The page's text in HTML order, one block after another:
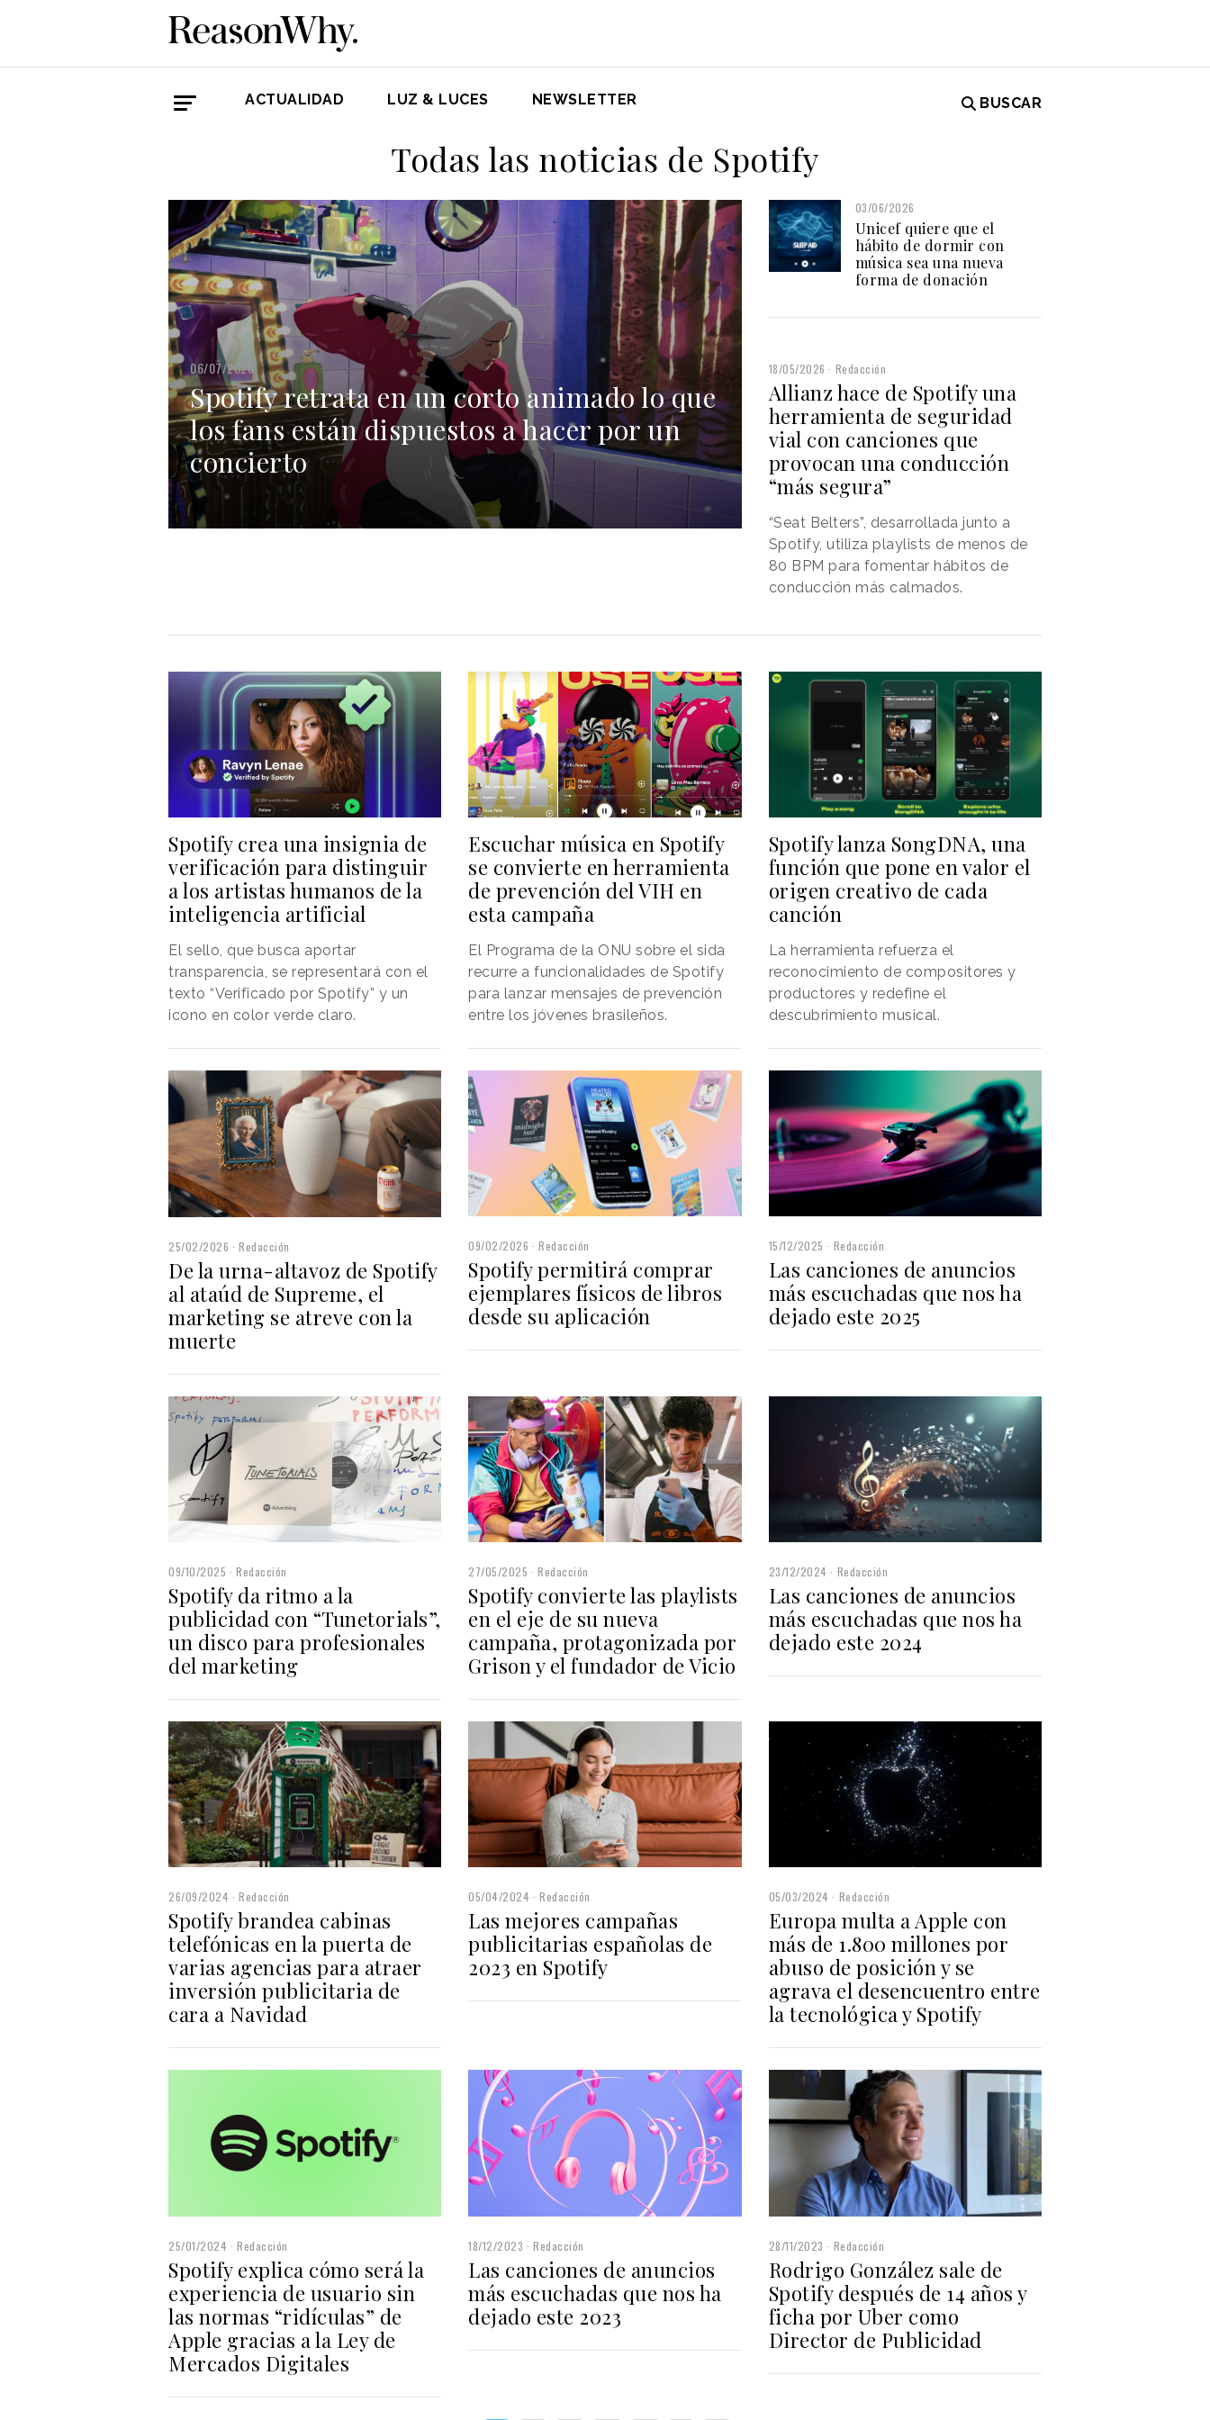
ACTUALIDAD LUZ & LUCES NEWSLETTER BUSCAR
Todas las noticias de Spotify
06/07/2026
Spotify retrata en un corto animado lo que
los fans están dispuestos a hacer por un
concierto
03/06/2026
Unicef quiere que el
hábito de dormir con
música sea una nueva
forma de donación
18/05/2026 Redacción
Allianz hace de Spotify una
herramienta de seguridad
vial con canciones que
provocan una conducción
“más segura”
“Seat Belters”, desarrollada junto a
Spotify, utiliza playlists de menos de
80 BPM para fomentar hábitos de
conducción más calmados.
Spotify crea una insignia de
verificación para distinguir
a los artistas humanos de la
inteligencia artificial
El sello, que busca aportar
transparencia, se representará con el
texto “Verificado por Spotify” y un
icono en color verde claro.
Escuchar música en Spotify
se convierte en herramienta
de prevención del VIH en
esta campaña
El Programa de la ONU sobre el sida
recurre a funcionalidades de Spotify
para lanzar mensajes de prevención
entre los jóvenes brasileños.
Spotify lanza SongDNA, una
función que pone en valor el
origen creativo de cada
canción
La herramienta refuerza el
reconocimiento de compositores y
productores y redefine el
descubrimiento musical.
25/02/2026 Redacción
De la urna-altavoz de Spotify
al ataúd de Supreme, el
marketing se atreve con la
muerte
09/02/2026 Redacción
Spotify permitirá comprar
ejemplares físicos de libros
desde su aplicación
15/12/2025 Redacción
Las canciones de anuncios
más escuchadas que nos ha
dejado este 2025
09/10/2025 Redacción
Spotify da ritmo a la
publicidad con “Tunetorials”,
un disco para profesionales
del marketing
27/05/2025 Redacción
Spotify convierte las playlists
en el eje de su nueva
campaña, protagonizada por
Grison y el fundador de Vicio
23/12/2024 Redacción
Las canciones de anuncios
más escuchadas que nos ha
dejado este 2024
26/09/2024 Redacción
Spotify brandea cabinas
telefónicas en la puerta de
varias agencias para atraer
inversión publicitaria de
cara a Navidad
05/04/2024 Redacción
Las mejores campañas
publicitarias españolas de
2023 en Spotify
05/03/2024 Redacción
Europa multa a Apple con
más de 1.800 millones por
abuso de posición y se
agrava el desencuentro entre
la tecnológica y Spotify
25/01/2024 Redacción
Spotify explica cómo será la
experiencia de usuario sin
las normas “ridículas” de
Apple gracias a la Ley de
Mercados Digitales
18/12/2023 Redacción
Las canciones de anuncios
más escuchadas que nos ha
dejado este 2023
28/11/2023 Redacción
Rodrigo González sale de
Spotify después de 14 años y
ficha por Uber como
Director de Publicidad